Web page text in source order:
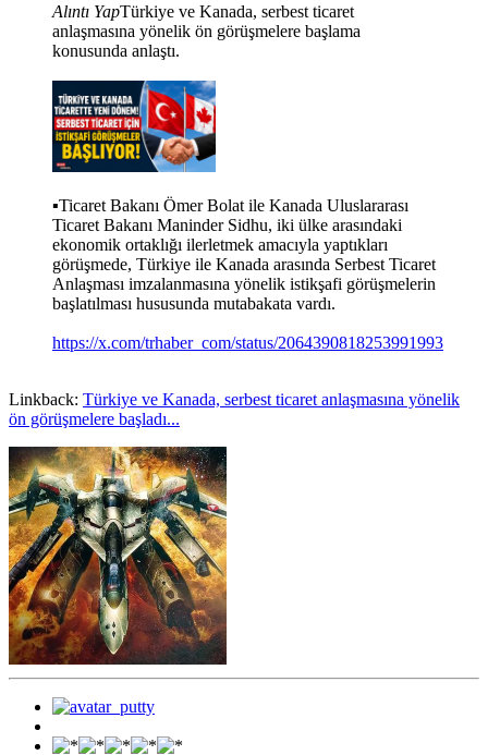
Alıntı YapTürkiye ve Kanada, serbest ticaret
anlaşmasına yönelik ön görüşmelere başlama
konusunda anlaştı.
▪️Ticaret Bakanı Ömer Bolat ile Kanada Uluslararası
Ticaret Bakanı Maninder Sidhu, iki ülke arasındaki
ekonomik ortaklığı ilerletmek amacıyla yaptıkları
görüşmede, Türkiye ile Kanada arasında Serbest Ticaret
Anlaşması imzalanmasına yönelik istikşafi görüşmelerin
başlatılması hususunda mutabakata vardı.
https://x.com/trhaber_com/status/2064390818253991993
Linkback: Türkiye ve Kanada, serbest ticaret anlaşmasına yönelik
ön görüşmelere başladı...